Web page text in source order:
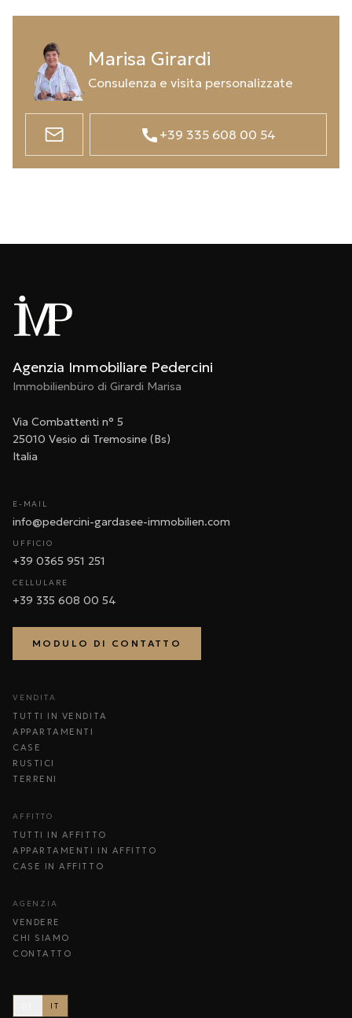
Marisa Girardi
Consulenza e visita personalizzate
+39 335 608 00 54
Agenzia Immobiliare Pedercini
Immobilienbüro di Girardi Marisa
Via Combattenti n° 5
25010 Vesio di Tremosine (Bs)
Italia
E-MAIL
info@pedercini-gardasee-immobilien.com
UFFICIO
+39 0365 951 251
CELLULARE
+39 335 608 00 54
MODULO DI CONTATTO
VENDITA
TUTTI IN VENDITA
APPARTAMENTI
CASE
RUSTICI
TERRENI
AFFITTO
TUTTI IN AFFITTO
APPARTAMENTI IN AFFITTO
CASE IN AFFITTO
AGENZIA
VENDERE
CHI SIAMO
CONTATTO
IT